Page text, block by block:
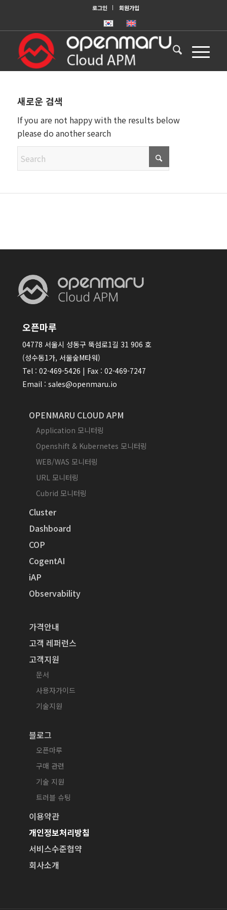
로그인 회원가입
새로운 검색
If you are not happy with the results below
please do another search
오픈마루
04778 서울시 성동구 뚝섬로1길 31 906 호
(성수동1가, 서울숲M타워)
Tel : 02-469-5426 | Fax : 02-469-7247
Email : sales@openmaru.io
OPENMARU CLOUD APM
Application 모니터링
Openshift & Kubernetes 모니터링
WEB/WAS 모니터링
URL 모니터링
Cubrid 모니터링
Cluster
Dashboard
COP
CogentAI
iAP
Observability
가격안내
고객 레퍼런스
고객지원
문서
사용자가이드
기술지원
블로그
오픈마루
구매 관련
기술 지원
트러블 슈팅
이용약관
개인정보처리방침
서비스수준협약
회사소개